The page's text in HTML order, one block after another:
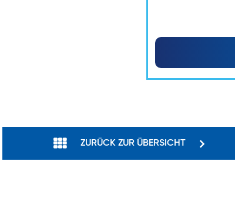
ZURÜCK ZUR ÜBERSICHT